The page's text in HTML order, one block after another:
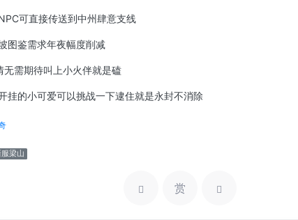
可直接传送到中州肆意支线
图鉴需求年夜幅度削减
无需期待叫上小火伴就是磕
挂的小可爱可以挑战一下逮住就是永封不消除
梁山
赏